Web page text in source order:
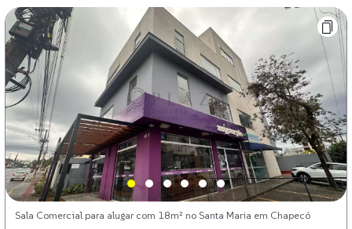
Sala Comercial para alugar com 18m² no Santa Maria em Chapecó